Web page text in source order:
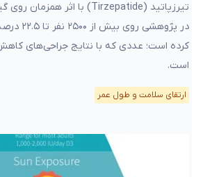
در پژوهشی
کرده است؛ عددی که با نتایج جراحی‌های
است.
ارتقای سلامت و طول عمر